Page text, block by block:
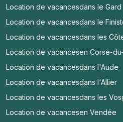
Location de vacancesdans le Gard
Location de vacancesdans le
Location de vacancesdans les
Location de vacancesen Corse-
Location de vacancesdans l'Aude
Location de vacancesdans l'Allier
Location de vacancesdans les
Location de vacancesen Vendée